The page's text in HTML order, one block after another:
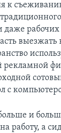
к
даже
с
и
работу, а